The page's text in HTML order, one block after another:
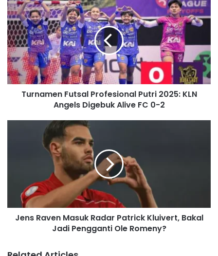
u
r
E
m
a
i
l
a
Turnamen Futsal Profesional Putri 2025: KLN
Angels Digebuk Alive FC 0-2
Jens Raven Masuk Radar Patrick Kluivert, Bakal
Jadi Pengganti Ole Romeny?